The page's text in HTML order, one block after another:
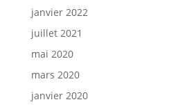
janvier 2022
juillet 2021
mai 2020
mars 2020
janvier 2020